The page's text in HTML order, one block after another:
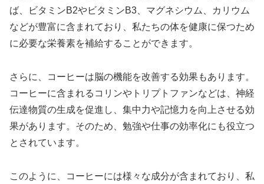
ば、ビタミンB2やビタミンB3、マグネシウム、カリウム
などが豊富に含まれており、私たちの体を健康に保つため
に必要な栄養素を補給することができます。
さらに、コーヒーは脳の機能を改善する効果もあります。
コーヒーに含まれるコリンやトリプトファンなどは、神経
伝達物質の生成を促進し、集中力や記憶力を向上させる効
果があります。そのため、勉強や仕事の効率化にも役立つ
とされています。
このように、コーヒーには様々な成分が含まれており、私